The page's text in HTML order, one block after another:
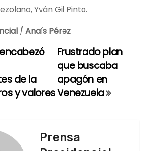
Yván Gil Pinto.
/ Anaís Pérez
Frustrado plan
que buscaba
apagón en
Venezuela
de la
y valores
Prensa